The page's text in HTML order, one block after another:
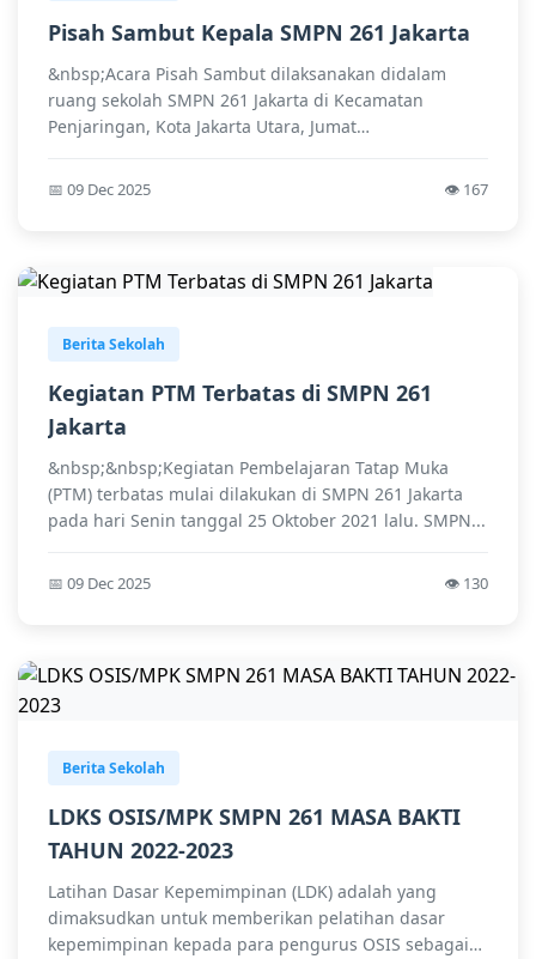
Pisah Sambut Kepala SMPN 261 Jakarta
&nbsp;Acara Pisah Sambut dilaksanakan didalam
ruang sekolah SMPN 261 Jakarta di Kecamatan
Penjaringan, Kota Jakarta Utara, Jumat
📅 09 Dec 2025 👁️ 167
Berita Sekolah
Kegiatan PTM Terbatas di SMPN 261
Jakarta
&nbsp;&nbsp;Kegiatan Pembelajaran Tatap Muka
(PTM) terbatas mulai dilakukan di SMPN 261 Jakarta
pada hari Senin tanggal 25 Oktober 2021 lalu. SMPN...
📅 09 Dec 2025 👁️ 130
Berita Sekolah
LDKS OSIS/MPK SMPN 261 MASA BAKTI
TAHUN 2022-2023
Latihan Dasar Kepemimpinan (LDK) adalah yang
dimaksudkan untuk memberikan pelatihan dasar
kepemimpinan kepada para pengurus OSIS sebagai